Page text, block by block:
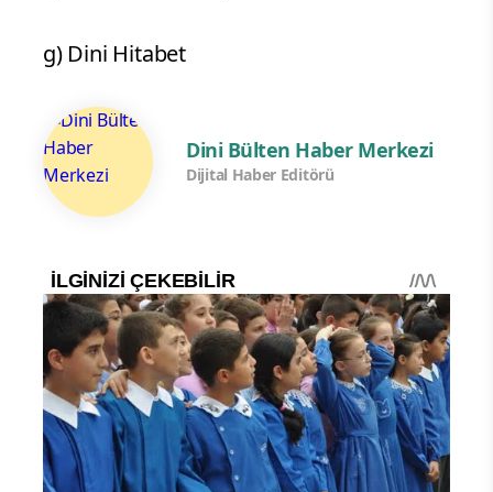
g) Dini Hitabet
Dini Bülten Haber Merkezi
Dijital Haber Editörü